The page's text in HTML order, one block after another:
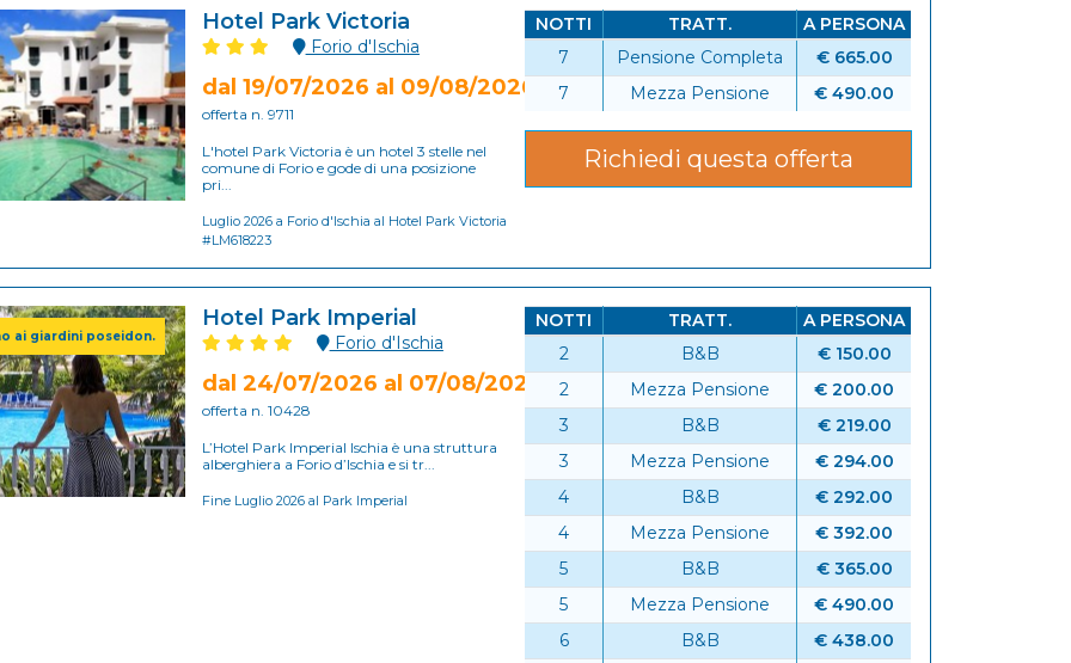
Hotel Park Victoria
Forio d'Ischia
dal 19/07/2026 al 09/08/2026
offerta n. 9711
L'hotel Park Victoria è un hotel 3 stelle nel
comune di Forio e gode di una posizione
pri...
Luglio 2026 a Forio d'Ischia al Hotel Park Victoria
#LM618223
NOTTI TRATT.
A PERSONA
7
Pensione Completa
€ 665.00
7
Mezza Pensione € 490.00
Richiedi questa offerta
ai giardini poseidon.
Hotel Park Imperial
Forio d'Ischia
dal 24/07/2026 al 07/08/2026
offerta n. 10428
L’Hotel Park Imperial Ischia è una struttura
alberghiera a Forio d’Ischia e si tr...
Fine Luglio 2026 al Park Imperial
NOTTI TRATT.
A PERSONA
2
B&B
€ 150.00
2
Mezza Pensione
€ 200.00
3
B&B
€ 219.00
3
Mezza Pensione
€ 294.00
4
B&B
€ 292.00
4
Mezza Pensione
€ 392.00
5
B&B
€ 365.00
5
Mezza Pensione
€ 490.00
6
B&B
€ 438.00